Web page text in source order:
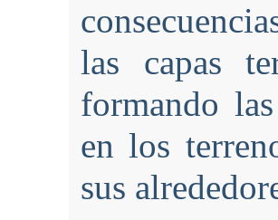
las capas
formando
en los
sus